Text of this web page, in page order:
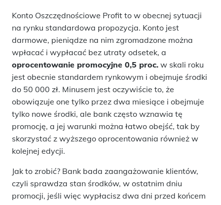
Konto Oszczędnościowe Profit to w obecnej sytuacji
na rynku standardowa propozycja. Konto jest
darmowe, pieniądze na nim zgromadzone można
wpłacać i wypłacać bez utraty odsetek, a
oprocentowanie promocyjne 0,5 proc. w skali roku
jest obecnie standardem rynkowym i obejmuje środki
do 50 000 zł. Minusem jest oczywiście to, że
obowiązuje one tylko przez dwa miesiące i obejmuje
tylko nowe środki, ale bank często wznawia tę
promocję, a jej warunki można łatwo obejść, tak by
skorzystać z wyższego oprocentowania również w
kolejnej edycji.
Jak to zrobić? Bank bada zaangażowanie klientów,
czyli sprawdza stan środków, w ostatnim dniu
promocji, jeśli więc wypłacisz dwa dni przed końcem